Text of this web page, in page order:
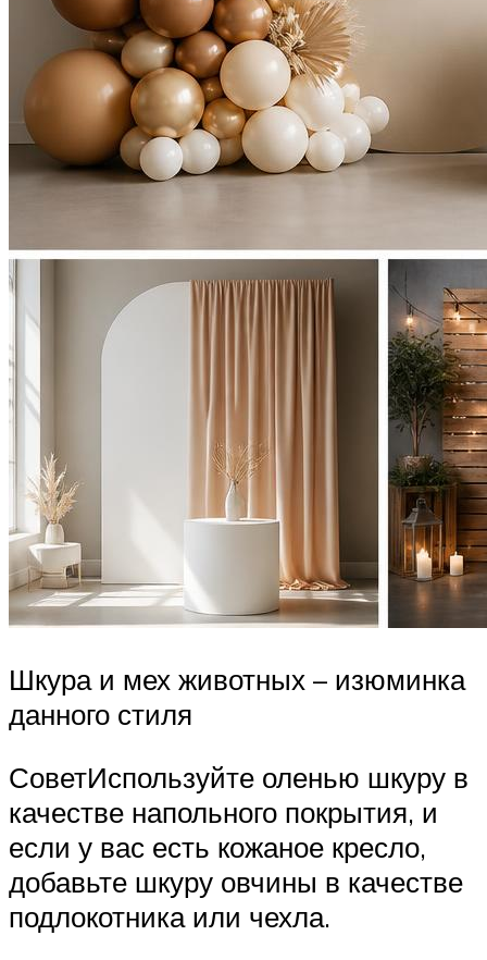
Шкура и мех животных – изюминка
данного стиля
СоветИспользуйте оленью шкуру в
качестве напольного покрытия, и
если у вас есть кожаное кресло,
добавьте шкуру овчины в качестве
подлокотника или чехла.